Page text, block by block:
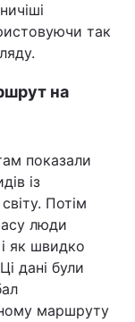
так
на
показали
із
Потім
люди
як швидко
дані були
маршруту